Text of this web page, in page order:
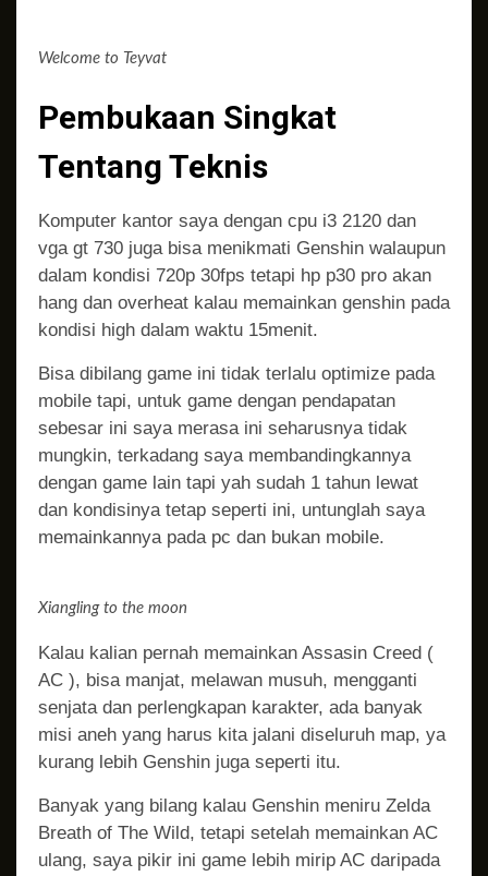
Welcome to Teyvat
Pembukaan Singkat
Tentang Teknis
Komputer kantor saya dengan cpu i3 2120 dan
vga gt 730 juga bisa menikmati Genshin walaupun
dalam kondisi 720p 30fps tetapi hp p30 pro akan
hang dan overheat kalau memainkan genshin pada
kondisi high dalam waktu 15menit.
Bisa dibilang game ini tidak terlalu optimize pada
mobile tapi, untuk game dengan pendapatan
sebesar ini saya merasa ini seharusnya tidak
mungkin, terkadang saya membandingkannya
dengan game lain tapi yah sudah 1 tahun lewat
dan kondisinya tetap seperti ini, untunglah saya
memainkannya pada pc dan bukan mobile.
Xiangling to the moon
Kalau kalian pernah memainkan Assasin Creed (
AC ), bisa manjat, melawan musuh, mengganti
senjata dan perlengkapan karakter, ada banyak
misi aneh yang harus kita jalani diseluruh map, ya
kurang lebih Genshin juga seperti itu.
Banyak yang bilang kalau Genshin meniru Zelda
Breath of The Wild, tetapi setelah memainkan AC
ulang, saya pikir ini game lebih mirip AC daripada